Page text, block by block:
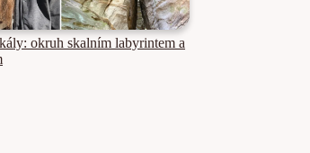
okruh skalním labyrintem a